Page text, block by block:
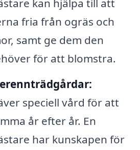
kan hjälpa till att
fria från ogräs och
samt ge dem den
för att blomstra.
speciell vård för att
år efter år. En
har kunskapen för